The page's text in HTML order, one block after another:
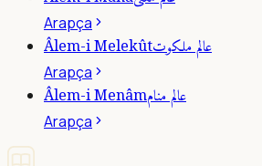
Arapça
Âlem-i Melekûtعالم ملكوت
Arapça
Âlem-i Menâmعالم منام
Arapça